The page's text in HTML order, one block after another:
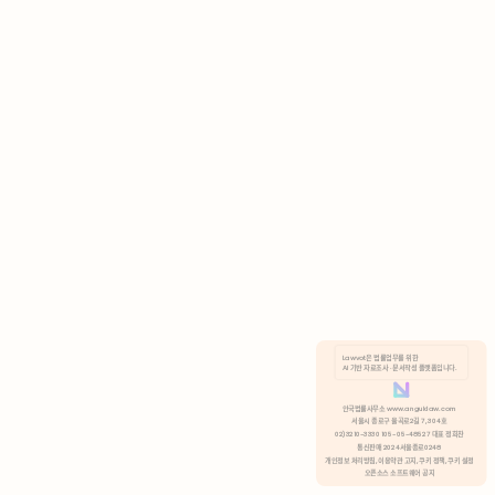
분석 쿠키 허용
Lawvot은 법률업무를 위한
AI 기반 자료조사 · 문서작성 플랫폼입니다.
안국법률사무소 www.anguklaw.com
서울시 종로구 율곡로2길 7, 304호
02)3210-3330 105-05-48527 대표 정희찬
통신판매 2024서울종로0248
개인정보 처리방침, 이용약관 고지, 쿠키 정책, 쿠키 설정
오픈소스 소프트웨어 공지